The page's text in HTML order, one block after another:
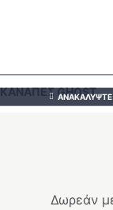
ΚΑΝΑΠΈΣ GHOST
Δωρεάν